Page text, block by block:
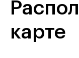
карте